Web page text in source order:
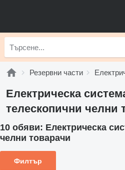
Резервни части
Електрическа
телескопични челни
10 обяви: Електрическа
челни товарачи
Филтър